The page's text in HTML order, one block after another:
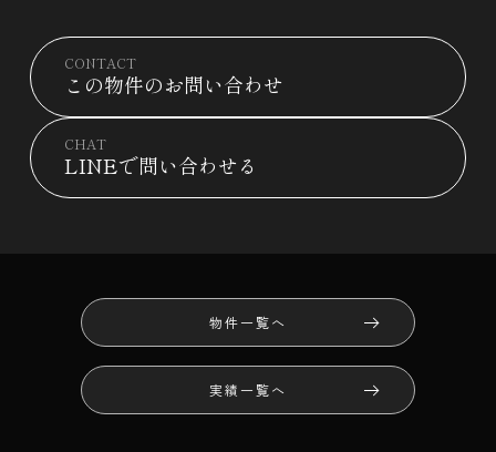
CONTACT
この物件のお問い合わせ
CHAT
LINEで問い合わせる
物件一覧へ
実績一覧へ